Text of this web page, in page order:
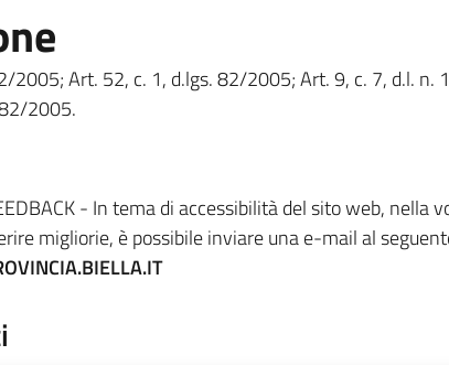
2005; Art. 52, c. 1, d.lgs. 82/2005; Art. 9, c. 7, d.l.
2005.
- In tema di accessibilità del sito web, nella
migliorie, è possibile inviare una e-mail al